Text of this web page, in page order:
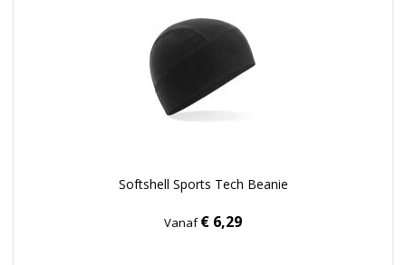
Softshell Sports Tech Beanie
Vanaf€ 6,29